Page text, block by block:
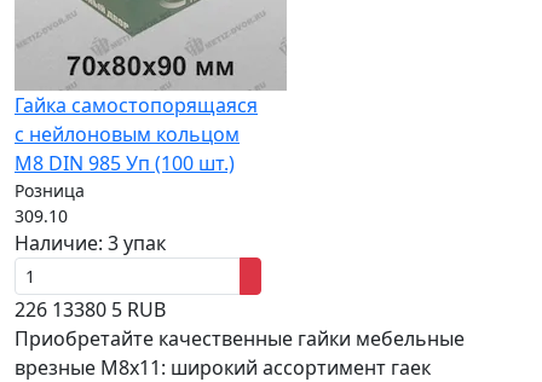
Гайка самостопорящаяся
с нейлоновым кольцом
M8 DIN 985 Уп (100 шт.)
Розница
309.10
Наличие: 3 упак
226 13380 5 RUB
Приобретайте качественные гайки мебельные
врезные M8x11: широкий ассортимент гаек